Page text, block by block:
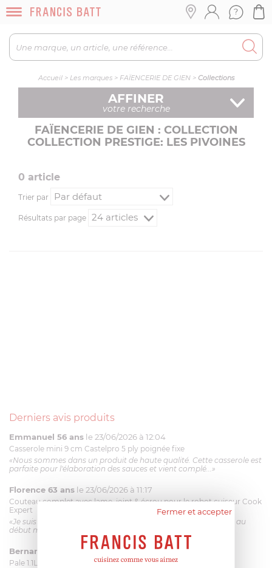
Accueil> Les marques> FAÏENCERIE DE GIEN> Collections
AFFINER
votre recherche
FAÏENCERIE DE GIEN : COLLECTION
COLLECTION PRESTIGE: LES PIVOINES
0 article
Trier par
Résultats par page
Derniers avis produits
Emmanuel 56 ans le 23/06/2026 à 12:04
Casserole mini 9 cm Castelpro 5 ply poignée fixe
«Nous sommes dans un produit de haute qualité. Cette casserole est
parfaite pour l'élaboration des sauces et vient complé...»
Florence 63 ans le 23/06/2026 à 11:17
Couteau complet avec lame, joint & écrou pour le robot cuiseur Cook
Expert
«Je suis satisfaite du couteau Magimix. L'écrou est un peu dur au
début mais ça le fait. La livraison a été très rapide. ...»
Bernard le 23/06/2026 à 09:43
Pale 1.1L pour Glacier Magimix 11031/121/123/124
Fermer et accepter